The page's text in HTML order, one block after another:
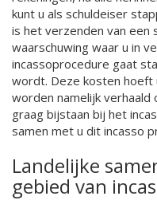
kunt u als schuldeiser
is het verzenden van een
waarschuwing waar u in
incassoprocedure gaat
wordt. Deze kosten
worden namelijk verhaald
graag bijstaan bij het
samen met u dit incasso
Landelijke
gebied van